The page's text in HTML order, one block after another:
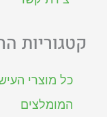
קטגוריות
כל מוצרי
המומלצים